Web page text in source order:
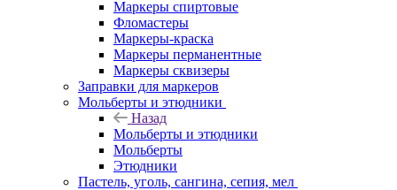
Маркеры спиртовые
Фломастеры
Маркеры-краска
Маркеры перманентные
Маркеры сквизеры
Заправки для маркеров
Мольберты и этюдники
Назад
Мольберты и этюдники
Мольберты
Этюдники
Пастель, уголь, сангина, сепия, мел